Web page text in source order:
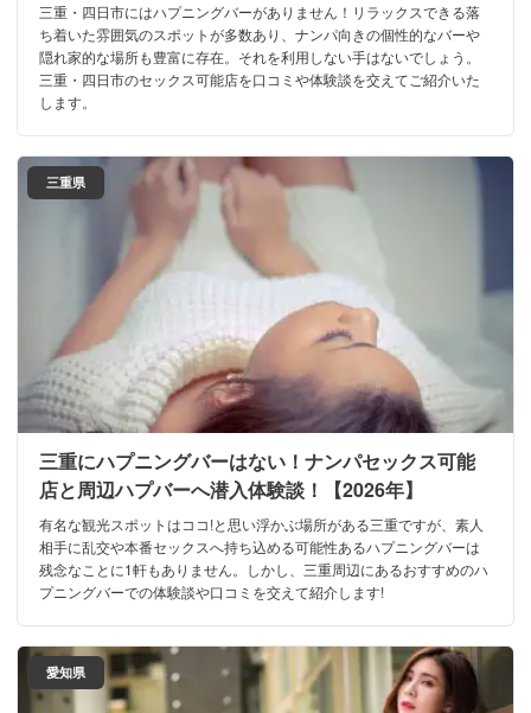
三重・四日市にはハプニングバーがありません！リラックスできる落
ち着いた雰囲気のスポットが多数あり、ナンパ向きの個性的なバーや
隠れ家的な場所も豊富に存在。それを利用しない手はないでしょう。
三重・四日市のセックス可能店を口コミや体験談を交えてご紹介いた
します。
三重県
三重にハプニングバーはない！ナンパセックス可能
店と周辺ハプバーへ潜入体験談！【2026年】
有名な観光スポットはココ!と思い浮かぶ場所がある三重ですが、素人
相手に乱交や本番セックスへ持ち込める可能性あるハプニングバーは
残念なことに1軒もありません。しかし、三重周辺にあるおすすめのハ
プニングバーでの体験談や口コミを交えて紹介します!
愛知県